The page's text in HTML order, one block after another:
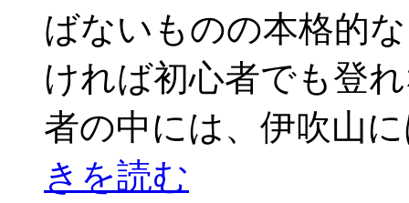
ばないものの本格的
ければ初心者でも登
者の中には、伊吹山
きを読む